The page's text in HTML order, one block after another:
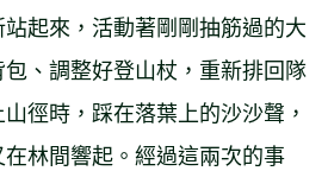
起來，活動著剛剛抽筋過的大
、調整好登山杖，重新排回隊
徑時，踩在落葉上的沙沙聲，
林間響起。經過這兩次的事